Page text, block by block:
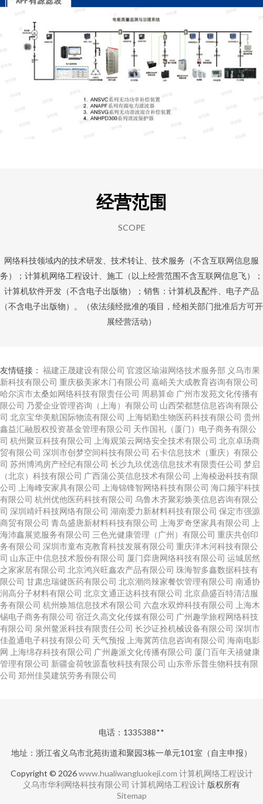
经营范围
SCOPE
网络科技领域内的技术研发、技术转让、技术服务（不含互联网信息服
务）；计算机网络工程设计、施工（以上经营范围不含互联网信息飞）；
计算机软件开发（不含电子出版物）；销售：计算机及配件、电子产品
（不含电子出版物）。（依法须经批准的项目，经相关部门批准后方可开
展经营活动）
友情链接： 福建正晟建设有限公司 官渡区瑜淑网络技术服务部 义乌市果
新科技有限公司 重庆极美家木门有限公司 嘉峪关大成教育咨询有限公司
哈尔滨市太桑如网络科技有限责任公司 周易算命 广州市发苑文化传播有
限公司 乃爱企业管理咨询（上海）有限公司 山西荣都慧信息咨询有限公
司 北京宝华美航国际物流有限公司 上海韬勤生物医药科技有限公司 贵州
鑫益汇融股权投资基金管理有限公司 天作国礼（厦门）电子商务有限公
司 杭州聚豆科技有限公司 上海观策云网络安全技术有限公司 北京卓玚商
贸有限公司 深圳市创梦空间科技有限公司 石卡信息技术（重庆）有限公
司 苏州博鸿房产经纪有限公司 长沙九玖优选信息技术有限责任公司 梦启
（北京）科技有限公司 广西蒲公英信息技术有限公司
上海棱逊科技有限
公司
上海峰安家具有限公司 上海锦锋智网络科技有限公司 海口频宇科技
有限公司 杭州优他医药科技有限公司 乌鲁木齐聚彩焕美信息咨询有限公
司 深圳靖竏科技网络有限公司 湖南爱力新材料科技有限公司 保定市强源
商贸有限公司 青岛盛唐新材料科技有限公司 上海罗奇堡家具有限公司
上
海沛鑫展览服务有限公司 三色光健康管理（广州）有限公司 重庆共创印
务有限公司 深圳市童布克教育科技发展有限公司 重庆洋木河科技有限公
司 山东正中信息技术股份有限公司 厦门弈唐网络科技有限公司 运城居然
之家家居有限公司 北京鸿兴旺鑫农产品有限公司 珠海智多鑫数据科技有
限公司 甘肃忠瑞健医药有限公司 北京潮尚辣家餐饮管理有限公司 南通协
润高分子材料有限公司 北京文通正达科技有限公司 北京鼎盛百特清洁服
务有限公司 杭州焕旭信息技术有限公司 六盘水双烨科技有限公司
上海木
锡电子商务有限公司 宿迁久高文化传媒有限公司 广州趣学旅程网络科技
有限公司 泉州鳌派科技有限责任公司 长沙证拴机械设备有限公司 深圳市
佳盈通电子科技有限公司 天气预报 上海冀芮信息咨询有限公司 海南电影
网 上海绵存科技有限公司 广州趣派文化传播有限公司 厦门百年天禧健康
管理有限公司 新疆金荷牧源畜牧科技有限公司 山东帝乐普生物科技有限
公司 郑州佳昊建筑劳务有限公司
电话：1335388**
地址：浙江省义乌市北苑街道和聚园3栋一单元101室（自主申报）
Copyright © 2026www.hualiwangluokeji.com 计算机网络工程设计
义乌市华利网络科技有限公司 计算机网络工程设计 版权所有
Sitemap